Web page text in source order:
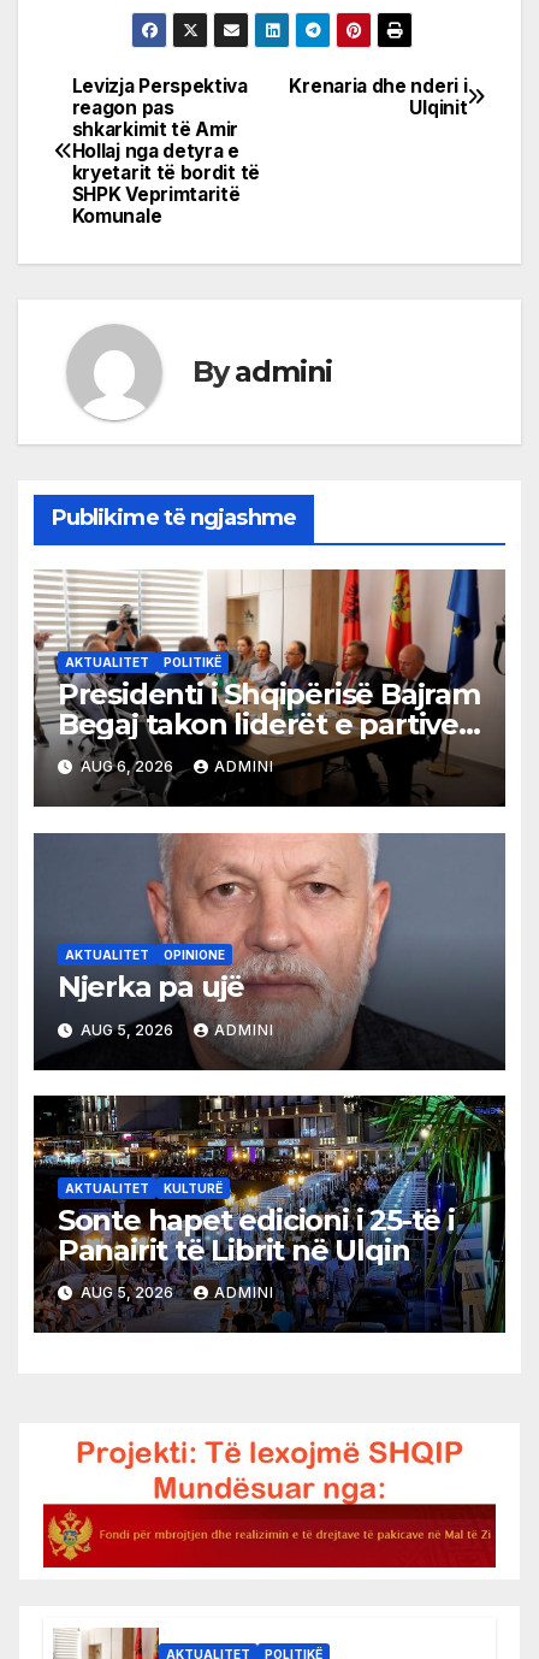
Post
navigation
Krenaria dhe nderi i
Ulqinit
Levizja Perspektiva
reagon pas
shkarkimit të Amir
Hollaj nga detyra e
kryetarit të bordit të
SHPK Veprimtaritë
Komunale
Byadmini
Publikime të ngjashme
AKTUALITET POLITIKË
Presidenti i Shqipërisë Bajram
Begaj takon liderët e partive
shqiptare në Ulqin
AUG 6, 2026 ADMINI
AKTUALITET OPINIONE
Njerka pa ujë
AUG 5, 2026 ADMINI
AKTUALITET KULTURË
Sonte hapet edicioni i 25-të i
Panairit të Librit në Ulqin
AUG 5, 2026 ADMINI
AKTUALITET POLITIKË